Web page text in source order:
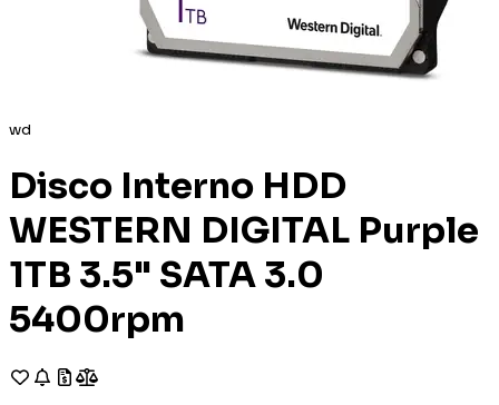
wd
Disco Interno HDD
WESTERN DIGITAL Purple
1TB 3.5" SATA 3.0
5400rpm